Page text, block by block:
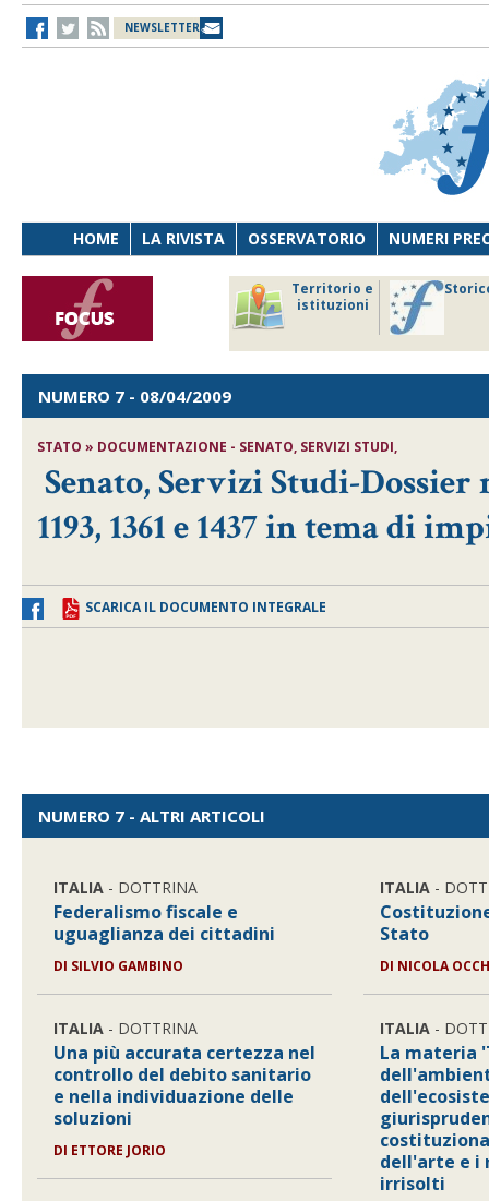
NEWSLETTER
HOME LA RIVISTA OSSERVATORIO NUMERI
Territorio e
istituzioni
NUMERO 7 - 08/04/2009
STATO » DOCUMENTAZIONE - SENATO, SERVIZI STUDI,
Senato, Servizi Studi-Dossier
1193, 1361 e 1437 in tema di
SCARICA IL DOCUMENTO INTEGRALE
NUMERO 7 - ALTRI ARTICOLI
ITALIA - DOTTRINA
Federalismo fiscale e
uguaglianza dei cittadini
DI SILVIO GAMBINO
ITALIA - DOTTRINA
Una più accurata certezza nel
controllo del debito sanitario
e nella individuazione delle
soluzioni
DI ETTORE JORIO
ITALIA -
Stato
DI NICOLA
ITALIA -
La materia
dell'arte e i
irrisolti